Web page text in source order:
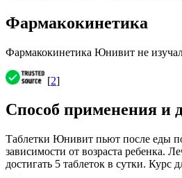
Фармакокинетика
Фармакокинетика Юнивит не
[2]
Способ применения и
Таблетки Юнивит пьют после еды
зависимости от возраста ребенка.
достигать 5 таблеток в сутки. Курс